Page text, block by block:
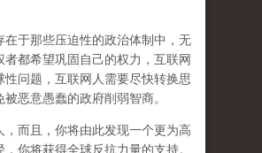
在于那些压迫性的政治体制中，无
者都希望巩固自己的权力，互联网
性问题，互联网人需要尽快转换思
被恶意愚蠢的政府削弱智商。
，而且，你将由此发现一个更为高
，你将获得全球反抗力量的支持。